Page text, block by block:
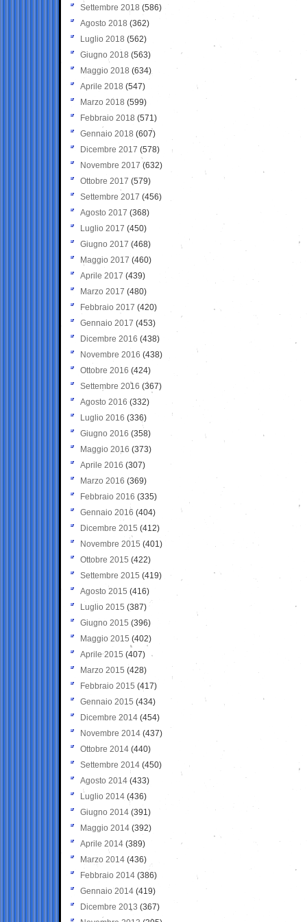
Settembre 2018 (586)
Agosto 2018 (362)
Luglio 2018 (562)
Giugno 2018 (563)
Maggio 2018 (634)
Aprile 2018 (547)
Marzo 2018 (599)
Febbraio 2018 (571)
Gennaio 2018 (607)
Dicembre 2017 (578)
Novembre 2017 (632)
Ottobre 2017 (579)
Settembre 2017 (456)
Agosto 2017 (368)
Luglio 2017 (450)
Giugno 2017 (468)
Maggio 2017 (460)
Aprile 2017 (439)
Marzo 2017 (480)
Febbraio 2017 (420)
Gennaio 2017 (453)
Dicembre 2016 (438)
Novembre 2016 (438)
Ottobre 2016 (424)
Settembre 2016 (367)
Agosto 2016 (332)
Luglio 2016 (336)
Giugno 2016 (358)
Maggio 2016 (373)
Aprile 2016 (307)
Marzo 2016 (369)
Febbraio 2016 (335)
Gennaio 2016 (404)
Dicembre 2015 (412)
Novembre 2015 (401)
Ottobre 2015 (422)
Settembre 2015 (419)
Agosto 2015 (416)
Luglio 2015 (387)
Giugno 2015 (396)
Maggio 2015 (402)
Aprile 2015 (407)
Marzo 2015 (428)
Febbraio 2015 (417)
Gennaio 2015 (434)
Dicembre 2014 (454)
Novembre 2014 (437)
Ottobre 2014 (440)
Settembre 2014 (450)
Agosto 2014 (433)
Luglio 2014 (436)
Giugno 2014 (391)
Maggio 2014 (392)
Aprile 2014 (389)
Marzo 2014 (436)
Febbraio 2014 (386)
Gennaio 2014 (419)
Dicembre 2013 (367)